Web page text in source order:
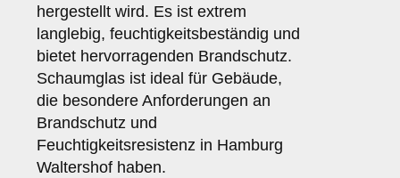
hergestellt wird. Es ist extrem
langlebig, feuchtigkeitsbeständig und
bietet hervorragenden Brandschutz.
Schaumglas ist ideal für Gebäude,
die besondere Anforderungen an
Brandschutz und
Feuchtigkeitsresistenz in Hamburg
Waltershof haben.